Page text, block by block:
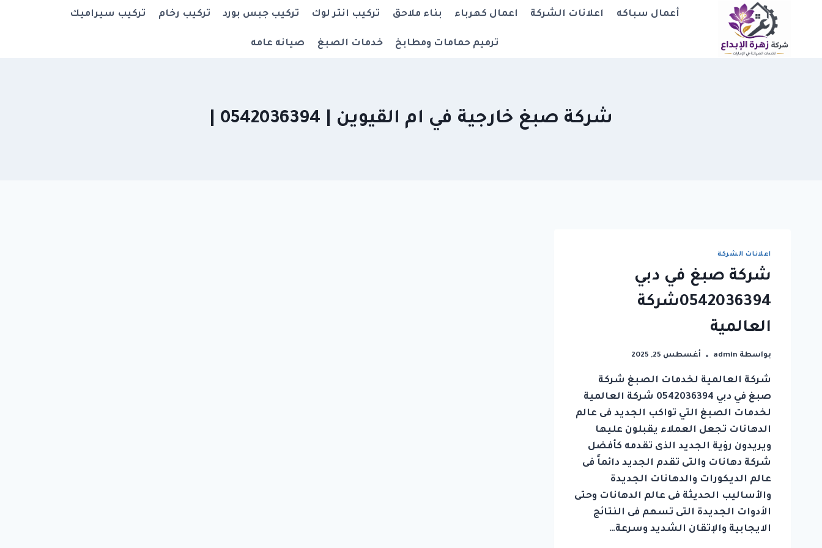
المحتوى
أعمال سباكه اعلانات الشركة اعمال كهرباء بناء ملاحق تركيب انتر لوك تركيب جبس بورد تركيب رخام تركيب سيراميك
ترميم حمامات ومطابخ خدمات الصبغ صيانه عامه
شركة صبغ خارجية في ام القيوين | 0542036394 |
اعلانات الشركة
شركة صبغ في دبي
0542036394شركة
العالمية
بواسطة admin أغسطس 25, 2025
شركة العالمية لخدمات الصبغ شركة
صبغ في دبي 0542036394 شركة العالمية
لخدمات الصبغ التي تواكب الجديد فى عالم
الدهانات تجعل العملاء يقبلون عليها
ويريدون رؤية الجديد الذى تقدمه كأفضل
شركة دهانات والتى تقدم الجديد دائماً فى
عالم الديكورات والدهانات الجديدة
والأساليب الحديثة فى عالم الدهانات وحتى
الأدوات الجديدة التى تسهم فى النتائج
الايجابية والإتقان الشديد وسرعة…